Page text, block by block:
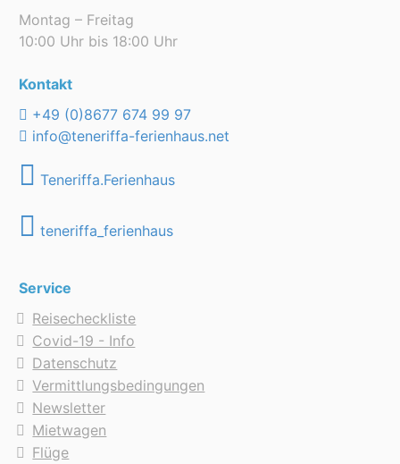
Montag – Freitag
10:00 Uhr bis 18:00 Uhr
Kontakt
+49 (0)8677 674 99 97
info@teneriffa-ferienhaus.net
Teneriffa.Ferienhaus
teneriffa_ferienhaus
Service
Reisecheckliste
Covid-19 - Info
Datenschutz
Vermittlungsbedingungen
Newsletter
Mietwagen
Flüge